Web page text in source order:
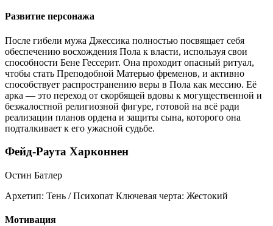
Развитие персонажа
После гибели мужа Джессика полностью посвящает себя
обеспечению восхождения Пола к власти, используя свои
способности Бене Гессерит. Она проходит опасный ритуал,
чтобы стать Преподобной Матерью фременов, и активно
способствует распространению веры в Пола как мессию. Её
арка — это переход от скорбящей вдовы к могущественной и
безжалостной религиозной фигуре, готовой на всё ради
реализации планов ордена и защиты сына, которого она
подталкивает к его ужасной судьбе.
Фейд-Раута Харконнен
Остин Батлер
Архетип: Тень / Психопат Ключевая черта: Жестокий
Мотивация